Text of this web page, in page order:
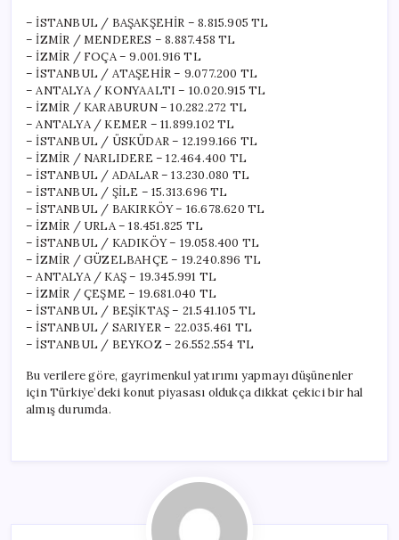
– İSTANBUL / BAŞAKŞEHİR – 8.815.905 TL
– İZMİR / MENDERES – 8.887.458 TL
– İZMİR / FOÇA – 9.001.916 TL
– İSTANBUL / ATAŞEHİR – 9.077.200 TL
– ANTALYA / KONYAALTI – 10.020.915 TL
– İZMİR / KARABURUN – 10.282.272 TL
– ANTALYA / KEMER – 11.899.102 TL
– İSTANBUL / ÜSKÜDAR – 12.199.166 TL
– İZMİR / NARLIDERE – 12.464.400 TL
– İSTANBUL / ADALAR – 13.230.080 TL
– İSTANBUL / ŞİLE – 15.313.696 TL
– İSTANBUL / BAKIRKÖY – 16.678.620 TL
– İZMİR / URLA – 18.451.825 TL
– İSTANBUL / KADIKÖY – 19.058.400 TL
– İZMİR / GÜZELBAHÇE – 19.240.896 TL
– ANTALYA / KAŞ – 19.345.991 TL
– İZMİR / ÇEŞME – 19.681.040 TL
– İSTANBUL / BEŞİKTAŞ – 21.541.105 TL
– İSTANBUL / SARIYER – 22.035.461 TL
– İSTANBUL / BEYKOZ – 26.552.554 TL
Bu verilere göre, gayrimenkul yatırımı yapmayı düşünenler
için Türkiye’deki konut piyasası oldukça dikkat çekici bir hal
almış durumda.